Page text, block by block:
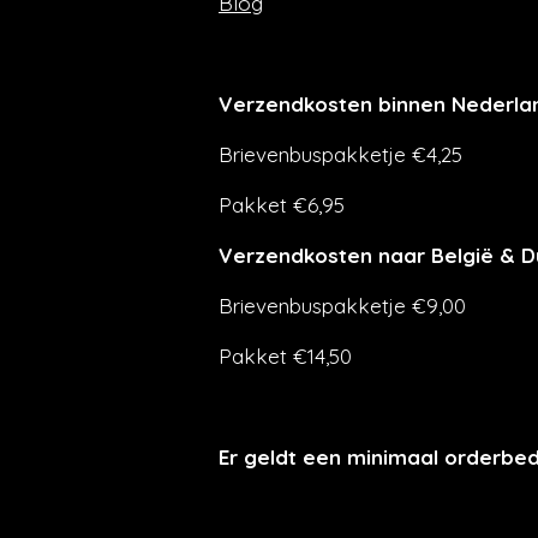
Verzendkosten binnen
Brievenbuspakketje €4,25
Pakket €6,95
Verzendkosten naar België &
Brievenbuspakketje €9,00
Pakket €14,50
Er geldt een minimaal